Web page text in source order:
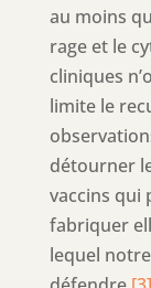
au moins
rage et le
cliniques
limite le
détourner
vaccins qui
fabriquer
lequel